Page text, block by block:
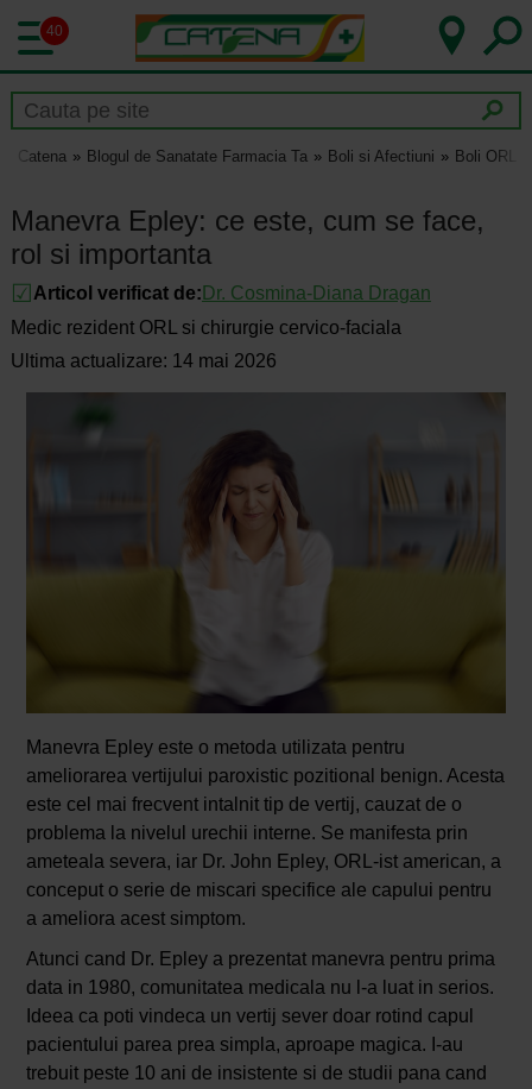
40
Catena Blogul de Sanatate Farmacia Ta Boli si Afectiuni Boli ORL
Manevra Epley: ce este, cum se face,
rol si importanta
Articol verificat de: Dr. Cosmina-Diana Dragan
Medic rezident ORL si chirurgie cervico-faciala
Ultima actualizare: 14 mai 2026
Manevra Epley este o metoda utilizata pentru
ameliorarea vertijului paroxistic pozitional benign. Acesta
este cel mai frecvent intalnit tip de vertij, cauzat de o
problema la nivelul urechii interne. Se manifesta prin
ameteala severa, iar Dr. John Epley, ORL-ist american, a
conceput o serie de miscari specifice ale capului pentru
a ameliora acest simptom.
Atunci cand Dr. Epley a prezentat manevra pentru prima
data in 1980, comunitatea medicala nu l-a luat in serios.
Ideea ca poti vindeca un vertij sever doar rotind capul
pacientului parea prea simpla, aproape magica. I-au
trebuit peste 10 ani de insistente si de studii pana cand